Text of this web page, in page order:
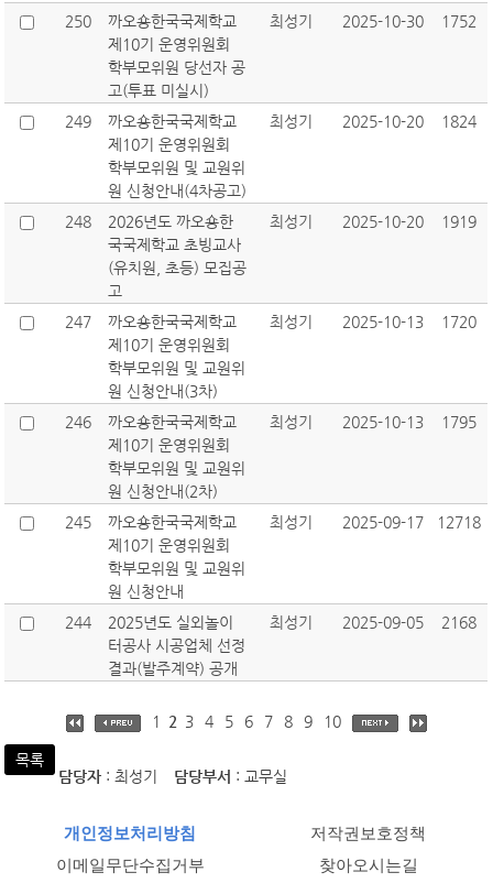
250
까오숑한국국제학교
제10기 운영위원회
학부모위원 당선자 공
고(투표 미실시)
최성기 2025-10-30 1752
249
까오숑한국국제학교
제10기 운영위원회
학부모위원 및 교원위
원 신청안내(4차공고)
최성기 2025-10-20 1824
248
2026년도 까오숑한
국국제학교 초빙교사
(유치원, 초등) 모집공
고
최성기 2025-10-20 1919
247
까오숑한국국제학교
제10기 운영위원회
학부모위원 및 교원위
원 신청안내(3차)
최성기 2025-10-13 1720
246
까오숑한국국제학교
제10기 운영위원회
학부모위원 및 교원위
원 신청안내(2차)
최성기 2025-10-13 1795
245
까오숑한국국제학교
제10기 운영위원회
학부모위원 및 교원위
원 신청안내
최성기 2025-09-17 12718
244
2025년도 실외놀이
터공사 시공업체 선정
결과(발주계약) 공개
최성기 2025-09-05 2168
1 2 3 4 5 6 7 8 9 10
목록
담당자 : 최성기 담당부서 : 교무실
개인정보처리방침
저작권보호정책
이메일무단수집거부
찾아오시는길